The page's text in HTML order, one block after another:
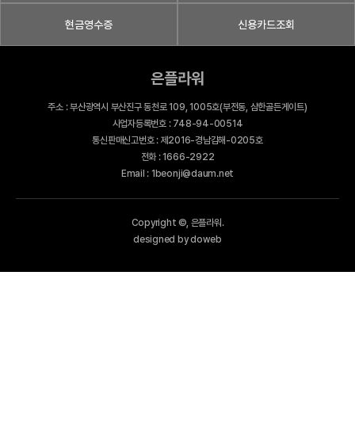
현금영수증 신용카드조회
은플라워
주소 : 부산광역시 부산진구 동천로 109, 1005호(부전동, 삼한골든게이트)
사업자등록번호 : 748-94-00514
통신판매신고번호 : 제2016-경남김해-0205호
전화 : 1666-2922
Email : 1beonji@daum.net
Copyright ©, 은플라워.
designed by doweb